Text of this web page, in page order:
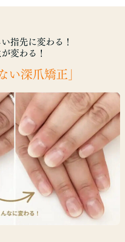
指先に変わる！
が変わる！
い深爪矯正」